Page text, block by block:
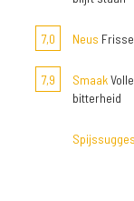
7,0 Neus
7,9 Smaak
bitterheid